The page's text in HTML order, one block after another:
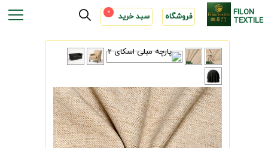
FILON
TEXTILE فروشگاه سبد خرید 0